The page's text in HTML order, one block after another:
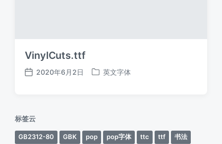
VinylCuts.ttf
发
2020年6月2日
发
英文字体
标签云
GB2312-80 GBK pop pop字体 ttc ttf
书法